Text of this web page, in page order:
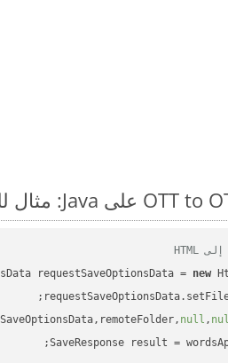
requestSaveOptionsData = new
null ,